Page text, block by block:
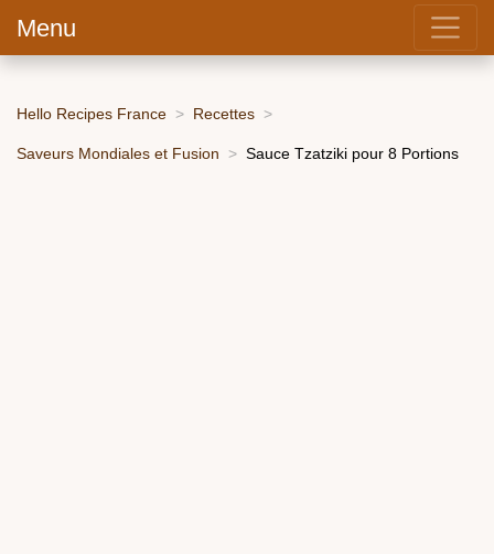
Menu
Hello Recipes France Recettes
Saveurs Mondiales et Fusion Sauce Tzatziki pour 8 Portions